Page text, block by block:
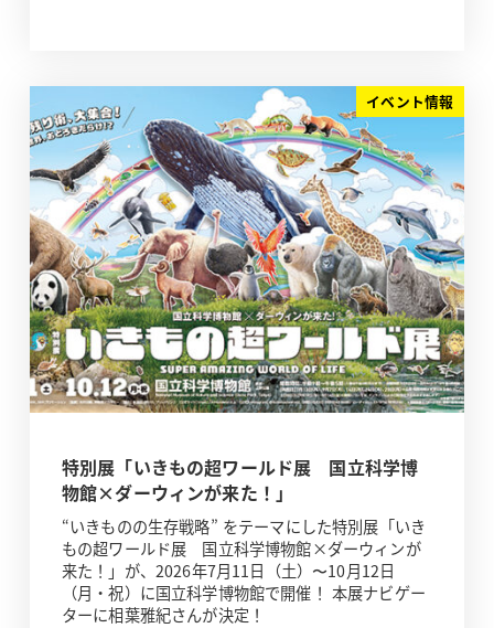
イベント情報
特別展「いきもの超ワールド展 国立科学博
物館×ダーウィンが来た！」
“いきものの生存戦略” をテーマにした特別展「いき
もの超ワールド展 国立科学博物館×ダーウィンが
来た！」が、2026年7月11日（土）〜10月12日
（月・祝）に国立科学博物館で開催！ 本展ナビゲー
ターに相葉雅紀さんが決定！